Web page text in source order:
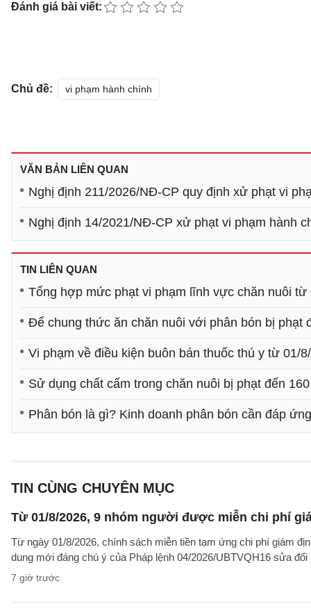
Đánh giá bài viết:
Chủ đề: vi phạm hành chính
VĂN BẢN LIÊN QUAN
Nghị định 211/2026/NĐ-CP quy định xử phạt vi
Nghị định 14/2021/NĐ-CP xử phạt vi phạm hành
TIN LIÊN QUAN
Tổng hợp mức phạt vi phạm lĩnh vực chăn nuôi từ
Để chung thức ăn chăn nuôi với phân bón bị phạt
Vi phạm về điều kiện buôn bán thuốc thú y từ 01/
Sử dụng chất cấm trong chăn nuôi bị phạt đến
Phân bón là gì? Kinh doanh phân bón cần đáp
TIN CÙNG CHUYÊN MỤC
Từ 01/8/2026, 9 nhóm người được miễn chi phí
Từ ngày 01/8/2026, chính sách miễn tiền tạm ứng chi phí giám
dung mới đáng chú ý của Pháp lệnh 04/2026/UBTVQH16 sửa
7 giờ trước